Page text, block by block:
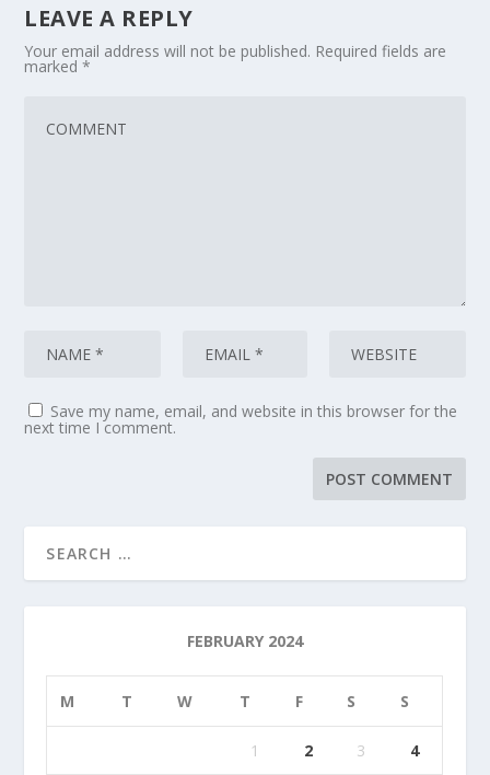
LEAVE A REPLY
Your email address will not be published. Required fields are
marked*
Save my name, email, and website in this browser for the
next time I comment.
FEBRUARY 2024
M T W T F S S
1 2 3 4